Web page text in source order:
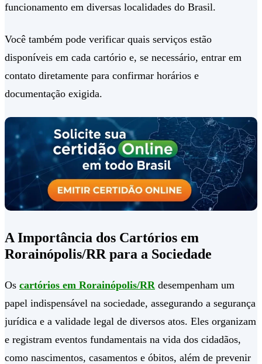
funcionamento em diversas localidades do Brasil.
Você também pode verificar quais serviços estão
disponíveis em cada cartório e, se necessário, entrar em
contato diretamente para confirmar horários e
documentação exigida.
A Importância dos Cartórios em
Rorainópolis/RR para a Sociedade
Os cartórios em Rorainópolis/RR desempenham um
papel indispensável na sociedade, assegurando a segurança
jurídica e a validade legal de diversos atos. Eles organizam
e registram eventos fundamentais na vida dos cidadãos,
como nascimentos, casamentos e óbitos, além de prevenir